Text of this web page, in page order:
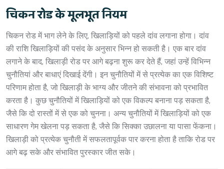
चिकन रोड के मूलभूत नियम
चिकन रोड में भाग लेने के लिए, खिलाड़ियों को पहले दांव लगाना होगा। दांव
की राशि खिलाड़ियों की पसंद के अनुसार भिन्न हो सकती है। एक बार दांव
लगाने के बाद, खिलाड़ी रोड पर आगे बढ़ना शुरू कर देते हैं, जहां उन्हें विभिन्न
चुनौतियां और बाधाएं दिखाई देंगी। इन चुनौतियों में से प्रत्येक का एक विशिष्ट
परिणाम होता है, जो खिलाड़ी के भाग्य और जीतने की संभावना को प्रभावित
करता है। कुछ चुनौतियों में खिलाड़ियों को एक विकल्प बनाना पड़ सकता है,
जैसे कि दो रास्तों में से एक को चुनना। अन्य चुनौतियों में खिलाड़ियों को एक
साधारण गेम खेलना पड़ सकता है, जैसे कि सिक्का उछालना या पासा फेंकना।
खिलाड़ी को प्रत्येक चुनौती में सफलतापूर्वक पार करना होता है ताकि रोड पर
आगे बढ़ सके और संभावित पुरस्कार जीत सके।